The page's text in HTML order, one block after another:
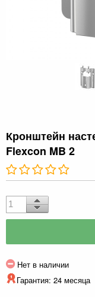
Кронштейн
Flexcon MB 2
Нет в наличии
Гарантия: 24 месяца